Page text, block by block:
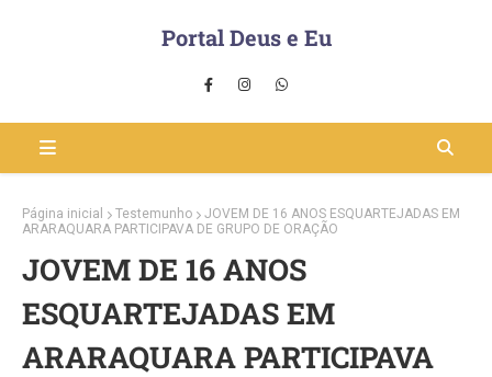
Portal Deus e Eu
Página inicial Testemunho
JOVEM DE 16 ANOS ESQUARTEJADAS EM
ARARAQUARA PARTICIPAVA DE GRUPO DE ORAÇÃO
JOVEM DE 16 ANOS
ESQUARTEJADAS EM
ARARAQUARA PARTICIPAVA